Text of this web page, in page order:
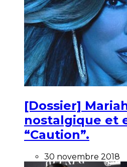
[Dossier]
nostalgique et
“Caution”.
30 novembre 2018